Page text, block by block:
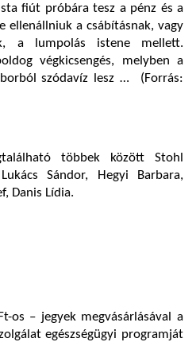
fiút próbára tesz a pénz és a
ellenállniuk a csábításnak, vagy
a lumpolás istene mellett.
végkicsengés, melyben a
szódavíz lesz … (Forrás:
többek között Stohl
Sándor, Hegyi Barbara,
Danis Lídia.
os – jegyek megvásárlásával a
egészségügyi programját